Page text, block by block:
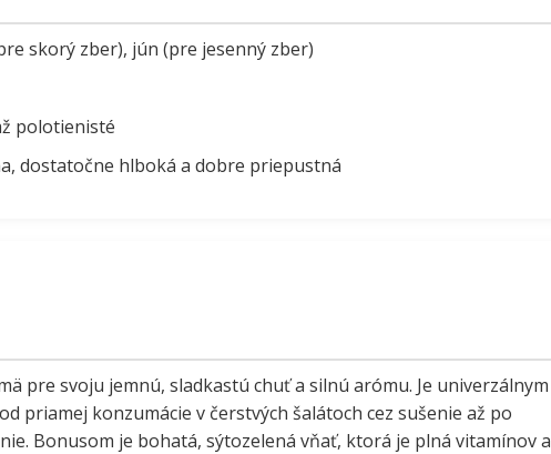
skorý zber), jún (pre jesenný zber)
polotienisté
dostatočne hlboká a dobre priepustná
pre svoju jemnú, sladkastú chuť a silnú arómu. Je univerzálnym
priamej konzumácie v čerstvých šalátoch cez sušenie až po
Bonusom je bohatá, sýtozelená vňať, ktorá je plná vitamínov a